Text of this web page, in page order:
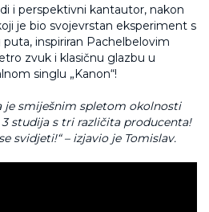
i perspektivni kantautor, nakon
je bio svojevrstan eksperiment s
inspiriran Pachelbelovim
zvuk i klasičnu glazbu u
singlu „Kanon“!
je smiješnim spletom okolnosti
studija s tri različita producenta!
svidjeti!“ – izjavio je Tomislav.